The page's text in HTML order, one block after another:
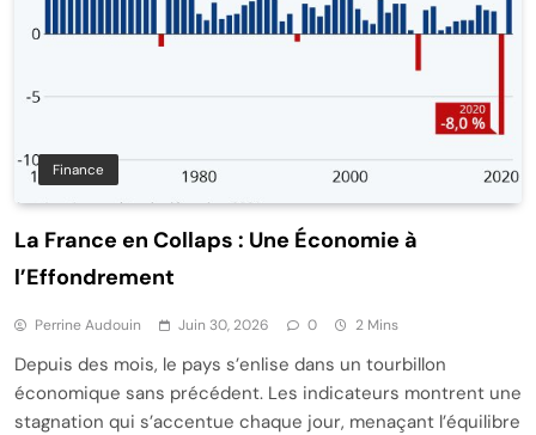
Finance
La France en Collaps : Une Économie à
l’Effondrement
Perrine Audouin Juin 30, 2026 0 2 Mins
Depuis des mois, le pays s’enlise dans un tourbillon
économique sans précédent. Les indicateurs montrent une
stagnation qui s’accentue chaque jour, menaçant l’équilibre